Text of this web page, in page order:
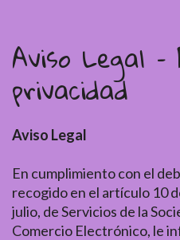
Aviso Legal
privacidad
Aviso Legal
En cumplimiento con el
recogido en el artículo 10
julio, de Servicios de la
Comercio Electrónico, le